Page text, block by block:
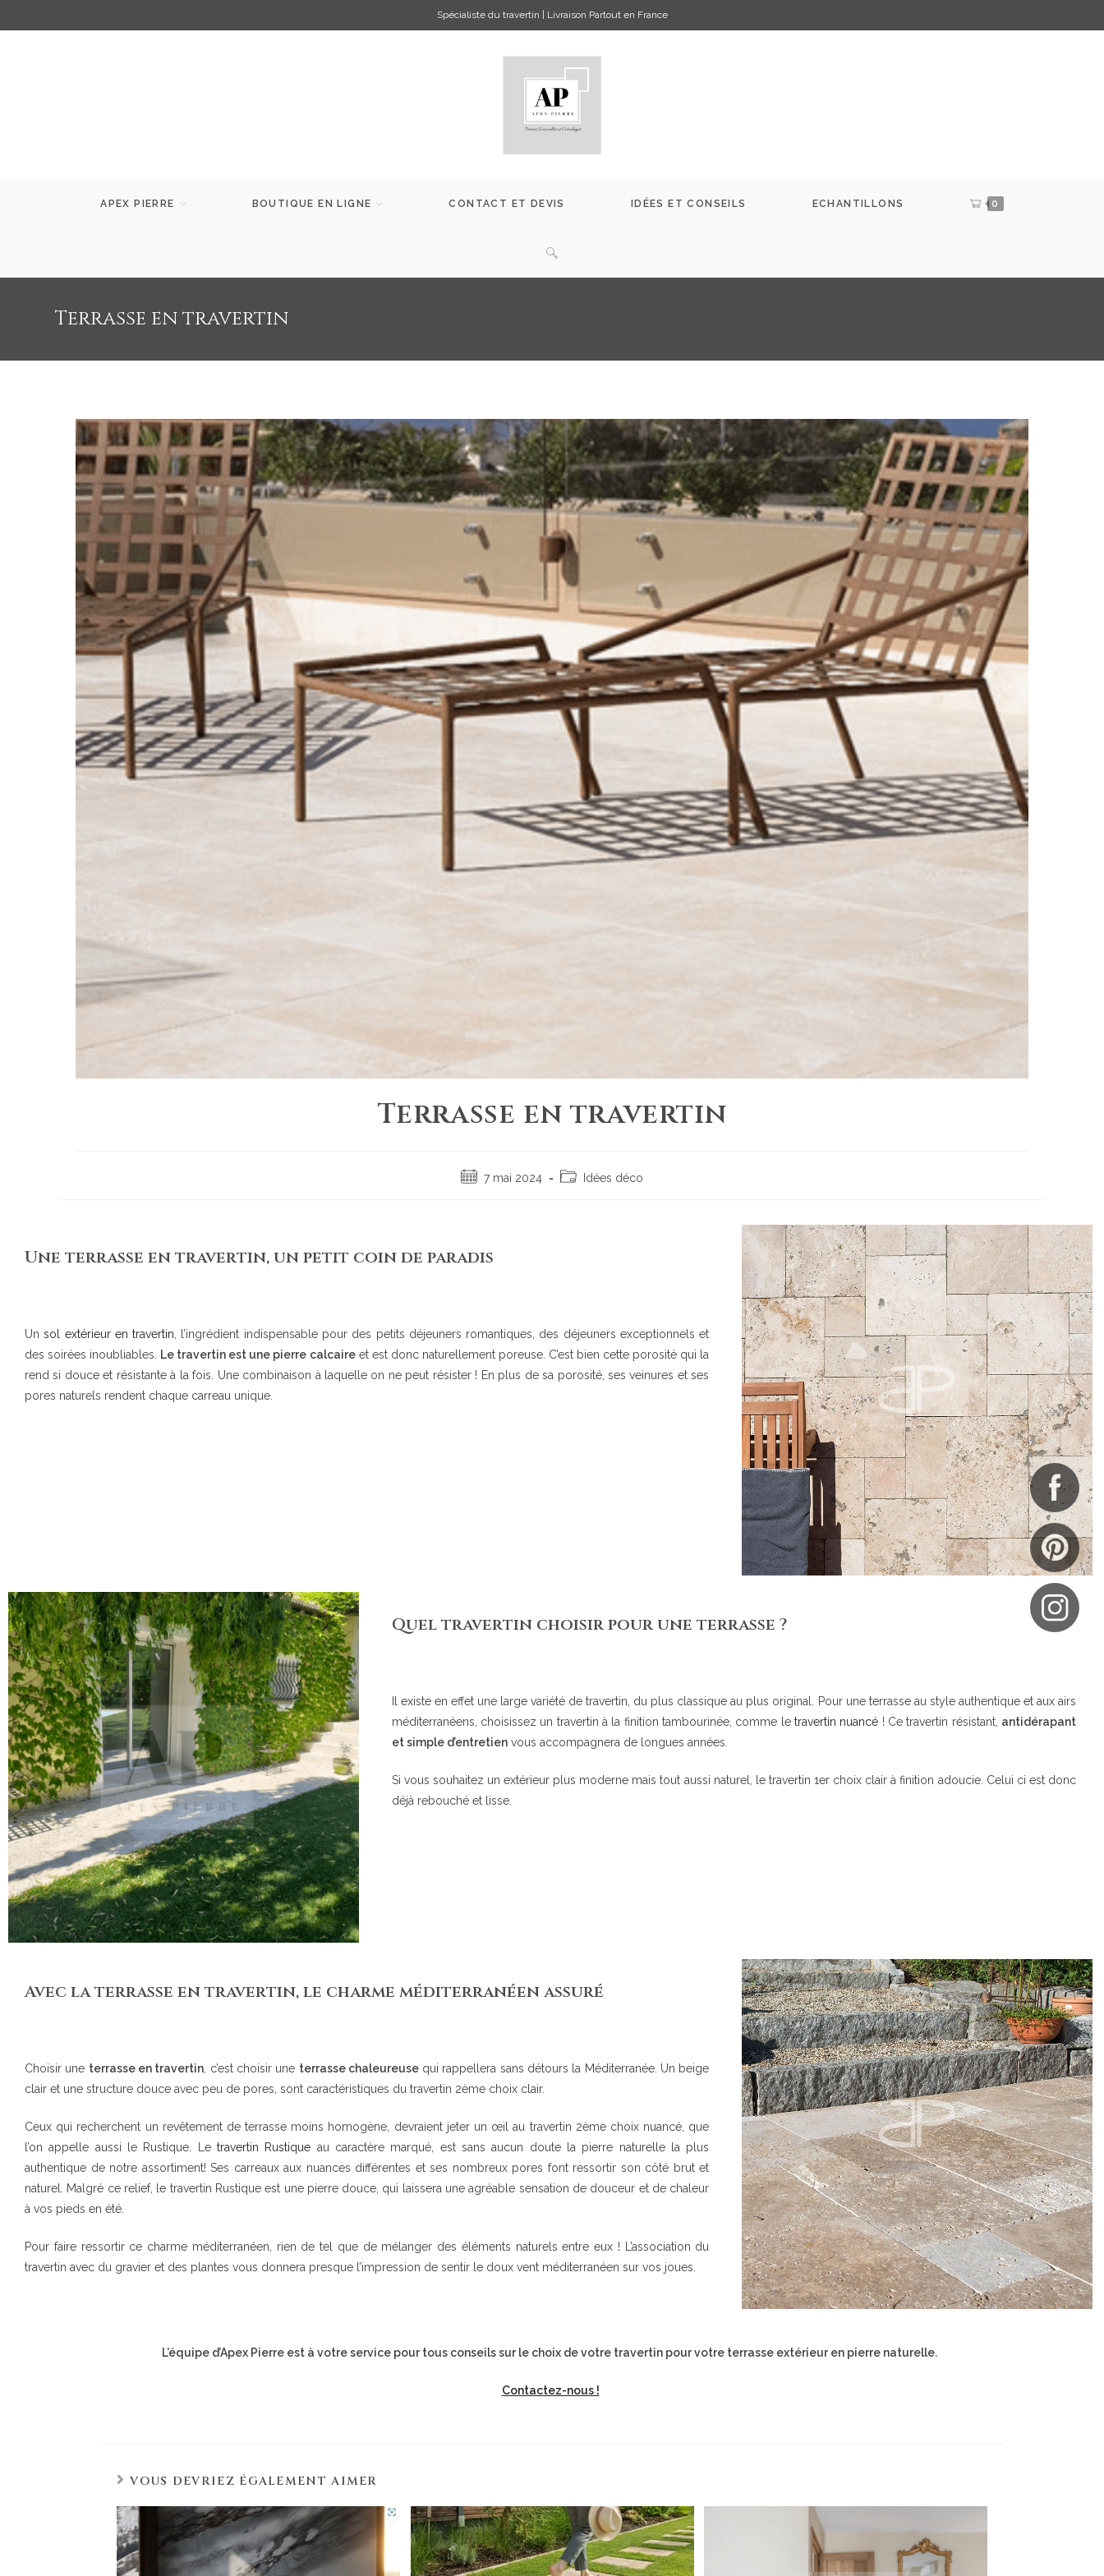
Spécialiste du travertin | Livraison Partout en France
APEX PIERRE BOUTIQUE EN LIGNE CONTACT ET DEVIS IDÉES ET CONSEILS ECHANTILLONS 0
Terrasse en travertin
Terrasse en travertin
7 mai 2024 Idées déco
Une terrasse en travertin, un petit coin de paradis
Unsol extérieur en travertin, l’ingrédient indispensable pour des petits déjeuners romantiques, des déjeuners exceptionnels et
des soirées inoubliables. Le travertin est une pierre calcaireet est donc naturellement poreuse. C’est bien cette porosité qui la
rend si douce et résistante à la fois. Une combinaison à laquelle on ne peut résister ! En plus de sa porosité, ses veinures et ses
pores naturels rendent chaque carreau unique.
Quel travertin choisir pour une terrasse ?
Il existe en effet une large variété de travertin, du plus classique au plus original. Pour une terrasse au style authentique et aux airs
méditerranéens, choisissez un travertin à la finition tambourinée, comme le travertin nuancé ! Ce travertin résistant, antidérapant
et simple d’entretienvous accompagnera de longues années.
Si vous souhaitez un extérieur plus moderne mais tout aussi naturel, le travertin 1er choix clair à finition adoucie. Celui ci est donc
déjà rebouché et lisse.
Avec la terrasse en travertin, le charme méditerranéen assuré
Choisir une terrasse en travertin , c’est choisir une terrasse chaleureusequi rappellera sans détours la Méditerranée. Un beige
clair et une structure douce avec peu de pores, sont caractéristiques du travertin 2ème choix clair.
Ceux qui recherchent un revêtement de terrasse moins homogène, devraient jeter un œil au travertin 2ème choix nuancé, que
l’on appelle aussi le Rustique. Le travertin Rustique au caractère marqué, est sans aucun doute la pierre naturelle la plus
authentique de notre assortiment! Ses carreaux aux nuances différentes et ses nombreux pores font ressortir son côté brut et
naturel. Malgré ce relief, le travertin Rustique est une pierre douce, qui laissera une agréable sensation de douceur et de chaleur
à vos pieds en été.
Pour faire ressortir ce charme méditerranéen, rien de tel que de mélanger des éléments naturels entre eux ! L’association du
travertin avec du gravier et des plantes vous donnera presque l’impression de sentir le doux vent méditerranéen sur vos joues.
L’équipe d’Apex Pierre est à votre service pour tous conseils sur le choix de votre travertin pour votre terrasse extérieur en pierre naturelle.
Contactez-nous !
VOUS DEVRIEZ ÉGALEMENT AIMER